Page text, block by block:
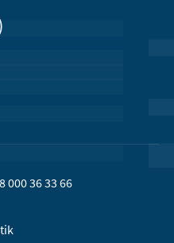
000 36 33 66